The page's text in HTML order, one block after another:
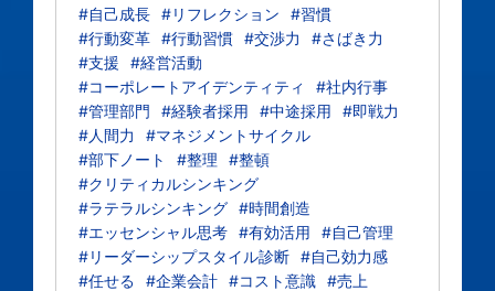
#自己成長 #リフレクション
#習慣
#行動変革 #行動習慣 #交渉力
#さばき力
#支援
#経営活動
#コーポレートアイデンティティ
#社内行事
#管理部門
#経験者採用 #中途採用
#即戦力
#人間力
#マネジメントサイクル
#部下ノート
#整理
#整頓
#クリティカルシンキング
#ラテラルシンキング #時間創造
#エッセンシャル思考 #有効活用
#自己管理
#リーダーシップスタイル診断 #自己効力感
#任せる
#企業会計 #コスト意識 #売上